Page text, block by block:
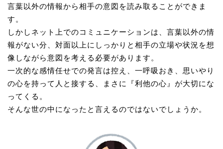
言葉以外の情報から相手の意図を読み取ることができま
す。
しかしネット上でのコミュニケーションは、言葉以外の情
報がない分、対面以上にしっかりと相手の立場や状況を想
像しながら意図を考える必要があります。
一次的な感情任せでの発言は控え、一呼吸おき、思いやり
の心を持って人と接する、まさに『利他の心』が大切にな
ってくる。
そんな世の中になったと言えるのではないでしょうか。